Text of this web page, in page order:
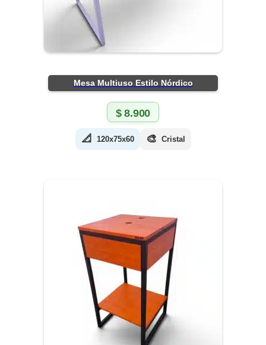
Mesa Multiuso Estilo Nórdico
$8.900
📐 120x75x60 🎨 Cristal